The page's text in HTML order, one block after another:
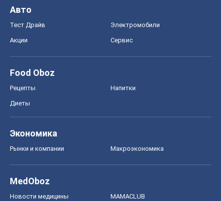
Авто
Тест Драйв Электромобили
Акции Сервис
Food Oboz
Рецепты Напитки
Диеты
Экономика
Рынки и компании Mакроэкономика
MedOboz
Новости медицины MAMACLUB